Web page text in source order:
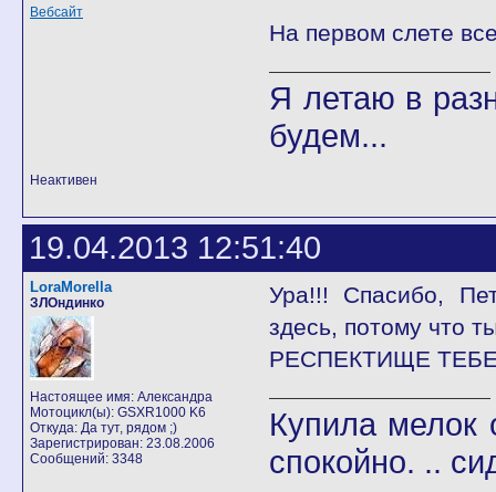
Вебсайт
На первом слете
Я летаю в
будем...
Неактивен
19.04.2013 12:51:40
LoraMorella
ЗЛОндинко
Настоящее имя: Александра
Мотоцикл(ы): GSXR1000 K6
Откуда: Да тут, рядом ;)
Зарегистрирован: 23.08.2006
Сообщений: 3348
Ура!!! Спасибо,
здесь, потому что
РЕСПЕКТИЩЕ
Купила мелок
спокойно. ..